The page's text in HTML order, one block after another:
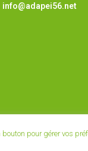
info@adapei56.net
pour gérer vos